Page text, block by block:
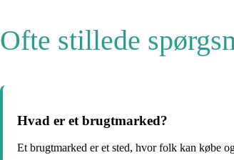
Ofte stillede
Hvad er et brugtmarked?
Et brugtmarked er et sted, hvor folk kan købe